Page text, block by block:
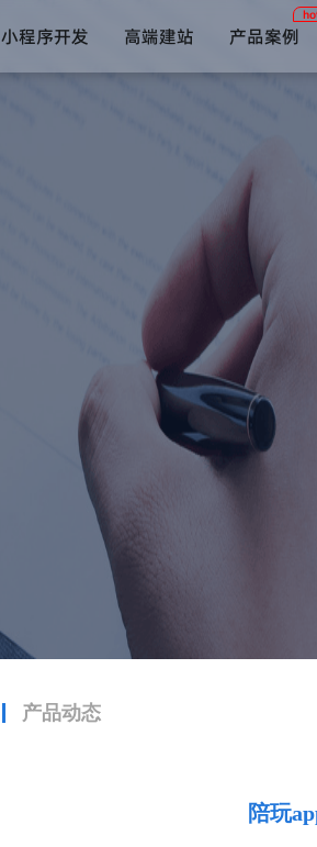
小程序开发 高端建站 产品案例
约单陪玩系统
在线教育系统
语音社交系统
产品动态
陪玩